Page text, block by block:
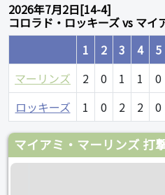
2026年7月2日[14-4]
コロラド・ロッキーズ vs マイ
1
2 3 4 5
マーリンズ
2 0 1 1 0
ロッキーズ
1 0 2 2 0
マイアミ・マーリンズ 打